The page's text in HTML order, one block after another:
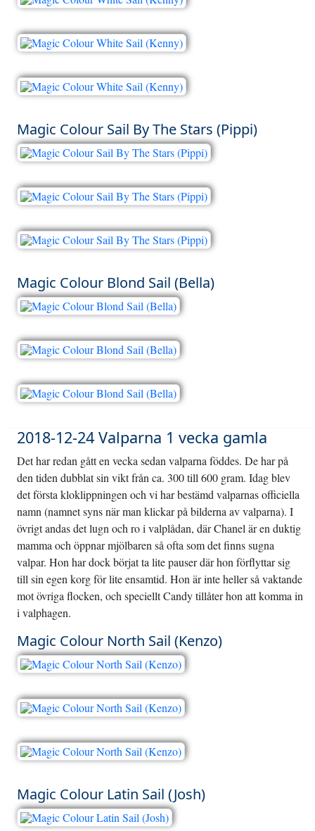
Magic Colour Sail By The Stars (Pippi)
Magic Colour Blond Sail (Bella)
2018-12-24 Valparna 1 vecka gamla
Det har redan gått en vecka sedan valparna föddes. De har på
den tiden dubblat sin vikt från ca. 300 till 600 gram. Idag blev
det första kloklippningen och vi har bestämd valparnas officiella
namn (namnet syns när man klickar på bilderna av valparna). I
övrigt andas det lugn och ro i valplådan, där Chanel är en duktig
mamma och öppnar mjölbaren så ofta som det finns sugna
valpar. Hon har dock börjat ta lite pauser där hon förflyttar sig
till sin egen korg för lite ensamtid. Hon är inte heller så vaktande
mot övriga flocken, och speciellt Candy tillåter hon att komma in
i valphagen.
Magic Colour North Sail (Kenzo)
Magic Colour Latin Sail (Josh)